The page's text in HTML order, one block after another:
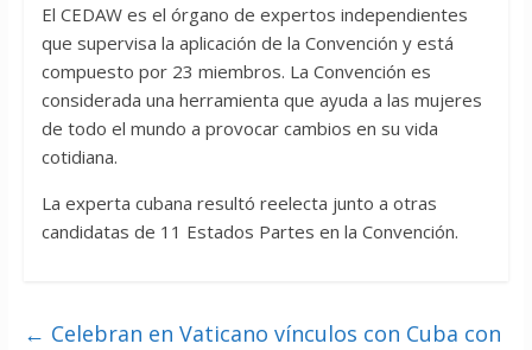
El CEDAW es el órgano de expertos independientes
que supervisa la aplicación de la Convención y está
compuesto por 23 miembros. La Convención es
considerada una herramienta que ayuda a las mujeres
de todo el mundo a provocar cambios en su vida
cotidiana.
La experta cubana resultó reelecta junto a otras
candidatas de 11 Estados Partes en la Convención.
← Celebran en Vaticano vínculos con Cuba con